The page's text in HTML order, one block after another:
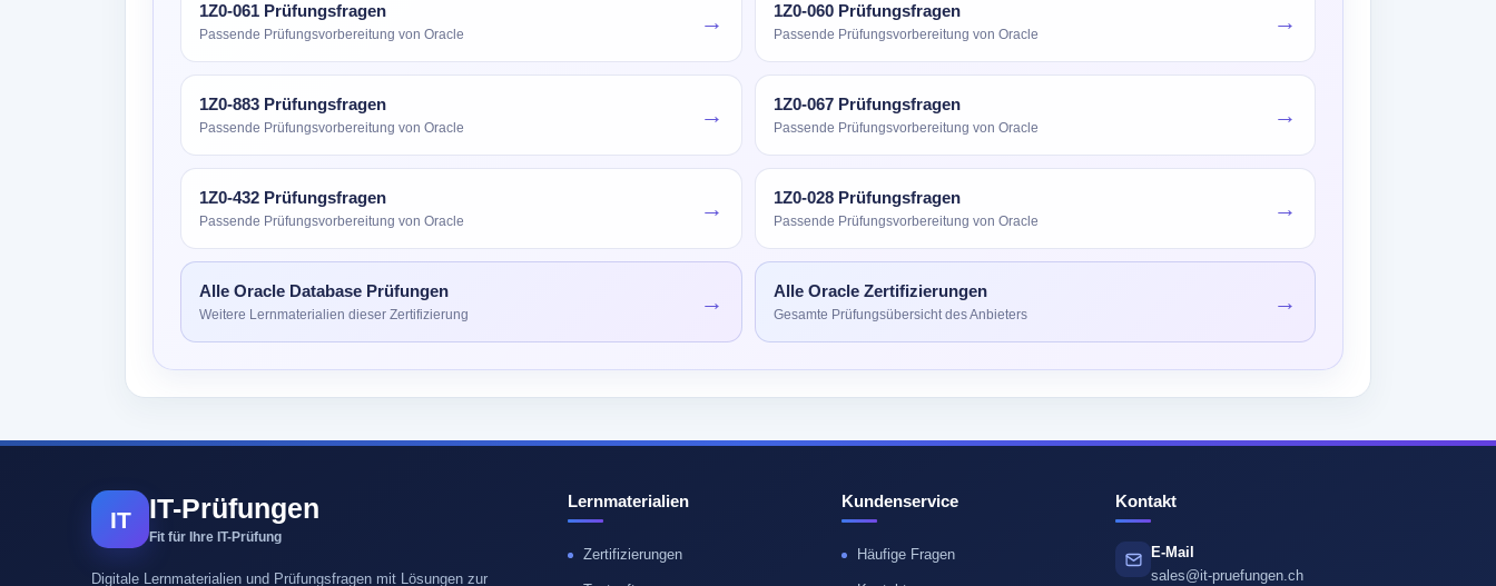
1Z0-061 Prüfungsfragen
Passende Prüfungsvorbereitung von Oracle → 1Z0-060 Prüfungsfragen
Passende Prüfungsvorbereitung von Oracle →
1Z0-883 Prüfungsfragen
Passende Prüfungsvorbereitung von Oracle → 1Z0-067 Prüfungsfragen
Passende Prüfungsvorbereitung von Oracle →
1Z0-432 Prüfungsfragen
Passende Prüfungsvorbereitung von Oracle → 1Z0-028 Prüfungsfragen
Passende Prüfungsvorbereitung von Oracle →
Alle Oracle Database Prüfungen
Weitere Lernmaterialien dieser Zertifizierung → Alle Oracle Zertifizierungen
Gesamte Prüfungsübersicht des Anbieters →
IT IT-Prüfungen
Fit für Ihre IT-Prüfung
Digitale Lernmaterialien und Prüfungsfragen mit Lösungen zur
Lernmaterialien
Zertifizierungen
Kundenservice
Häufige Fragen
Kontakt
E-Mail
sales@it-pruefungen.ch